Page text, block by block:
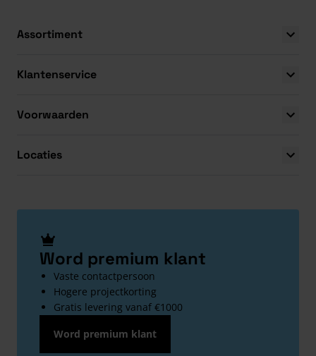
Assortiment
Klantenservice
Voorwaarden
Locaties
Word premium klant
Vaste contactpersoon
Hogere projectkorting
Gratis levering vanaf €1000
Word premium klant